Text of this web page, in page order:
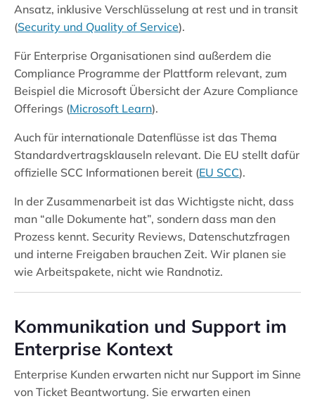
Ansatz, inklusive Verschlüsselung at rest und in transit
(Security und Quality of Service).
Für Enterprise Organisationen sind außerdem die
Compliance Programme der Plattform relevant, zum
Beispiel die Microsoft Übersicht der Azure Compliance
Offerings (Microsoft Learn).
Auch für internationale Datenflüsse ist das Thema
Standardvertragsklauseln relevant. Die EU stellt dafür
offizielle SCC Informationen bereit (EU SCC).
In der Zusammenarbeit ist das Wichtigste nicht, dass
man “alle Dokumente hat”, sondern dass man den
Prozess kennt. Security Reviews, Datenschutzfragen
und interne Freigaben brauchen Zeit. Wir planen sie
wie Arbeitspakete, nicht wie Randnotiz.
Kommunikation und Support im
Enterprise Kontext
Enterprise Kunden erwarten nicht nur Support im Sinne
von Ticket Beantwortung. Sie erwarten einen